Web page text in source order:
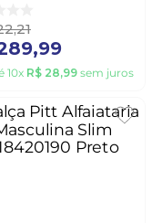
,21
,99
10x R$ 28,99 sem juros